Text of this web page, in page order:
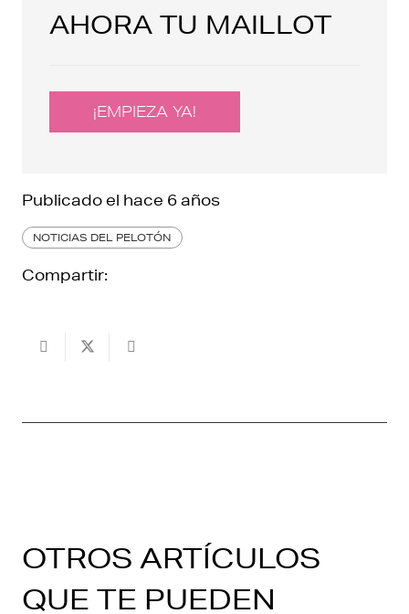
AHORA TU MAILLOT
¡EMPIEZA YA!
Publicado el hace 6 años
NOTICIAS DEL PELOTÓN
Compartir:
OTROS ARTÍCULOS
QUE TE PUEDEN